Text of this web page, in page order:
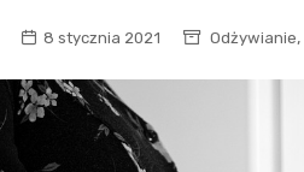
8 stycznia 2021 Odżywianie,